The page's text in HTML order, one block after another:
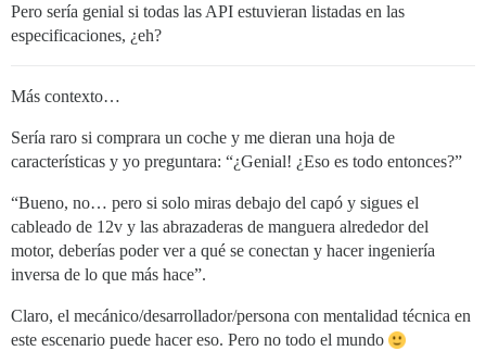
Pero sería genial si todas las API estuvieran listadas en las
especificaciones, ¿eh?
Más contexto…
Sería raro si comprara un coche y me dieran una hoja de
características y yo preguntara: “¿Genial! ¿Eso es todo entonces?”
“Bueno, no… pero si solo miras debajo del capó y sigues el
cableado de 12v y las abrazaderas de manguera alrededor del
motor, deberías poder ver a qué se conectan y hacer ingeniería
inversa de lo que más hace”.
Claro, el mecánico/desarrollador/persona con mentalidad técnica en
este escenario puede hacer eso. Pero no todo el mundo